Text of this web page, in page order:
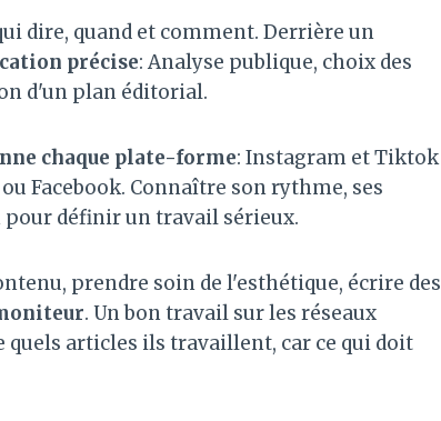
dire, quand et comment. Derrière un
précise: Analyse publique, choix des
d'un plan éditorial.
chaque plate-forme: Instagram et Tiktok
Facebook. Connaître son rythme, ses
définir un travail sérieux.
prendre soin de l'esthétique, écrire des
. Un bon travail sur les réseaux
quels articles ils travaillent, car ce qui doit